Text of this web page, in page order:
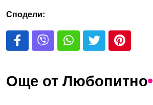
Сподели:
Още от Любопитно